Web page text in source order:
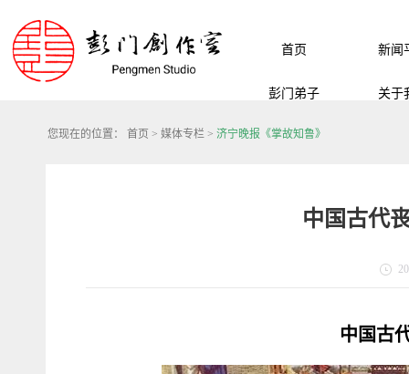
首页 新闻
彭门弟子 关于
您现在的位置： 首页 > 媒体专栏 > 济宁晚报《掌故知鲁》
中国古代
中国古